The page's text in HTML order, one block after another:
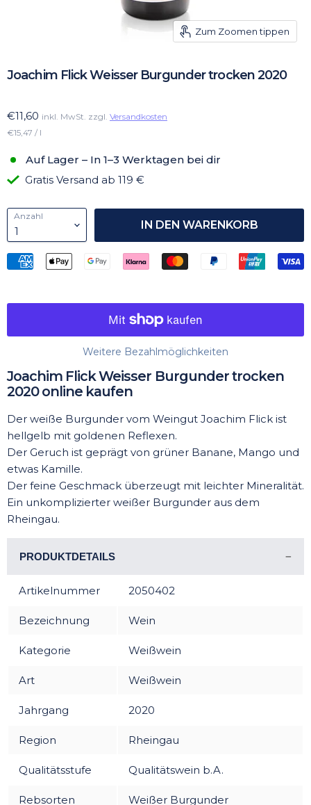
Zum Zoomen tippen
Joachim Flick Weisser Burgunder trocken 2020
€11,60 inkl. MwSt. zzgl. Versandkosten
€15,47 / l
Auf Lager – In 1–3 Werktagen bei dir
Gratis Versand ab 119 €
Anzahl
IN DEN WARENKORB
Weitere Bezahlmöglichkeiten
Joachim Flick Weisser Burgunder trocken
2020 online kaufen
Der weiße Burgunder vom Weingut Joachim Flick ist
hellgelb mit goldenen Reflexen.
Der Geruch ist geprägt von grüner Banane, Mango und
etwas Kamille.
Der feine Geschmack überzeugt mit leichter Mineralität.
Ein unkomplizierter weißer Burgunder aus dem
Rheingau.
PRODUKTDETAILS
Artikelnummer 2050402
Bezeichnung Wein
Kategorie Weißwein
Art Weißwein
Jahrgang 2020
Region Rheingau
Qualitätsstufe Qualitätswein b.A.
Rebsorten Weißer Burgunder